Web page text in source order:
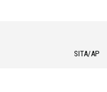
SITA/AP